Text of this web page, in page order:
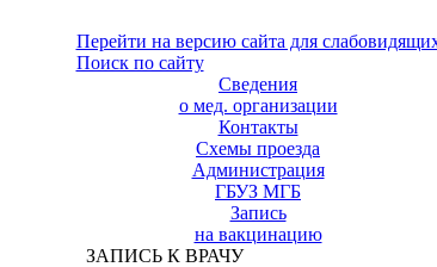
Перейти на версию сайта для
Поиск по сайту
Сведения
о мед. организации
Контакты
Схемы проезда
Администрация
ГБУЗ МГБ
Запись
на вакцинацию
ЗАПИСЬ К ВРАЧУ